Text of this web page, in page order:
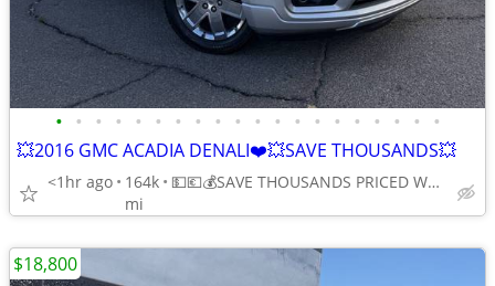
• • • • • • • • • • • • • • • • • • • •
💥2016 GMC ACADIA DENALI❤️💥SAVE THOUSANDS💥
<1hr ago
164k
mi
💵💶💰SAVE THOUSANDS PRICED WAY BELOW KELLY BLUE BOOK💵💶💰
$18,800